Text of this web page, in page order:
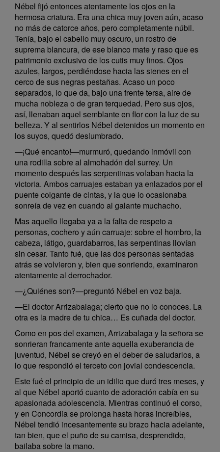
Nébel fijó entonces atentamente los ojos en la
hermosa criatura. Era una chica muy joven aún, acaso
no más de catorce años, pero completamente núbil.
Tenía, bajo el cabello muy oscuro, un rostro de
suprema blancura, de ese blanco mate y raso que es
patrimonio exclusivo de los cutis muy finos. Ojos
azules, largos, perdiéndose hacia las sienes en el
cerco de sus negras pestañas. Acaso un poco
separados, lo que da, bajo una frente tersa, aire de
mucha nobleza o de gran terquedad. Pero sus ojos,
así, llenaban aquel semblante en flor con la luz de su
belleza. Y al sentirlos Nébel detenidos un momento en
los suyos, quedó deslumbrado.
—¡Qué encanto!—murmuró, quedando inmóvil con
una rodilla sobre al almohadón del surrey. Un
momento después las serpentinas volaban hacia la
victoria. Ambos carruajes estaban ya enlazados por el
puente colgante de cintas, y la que lo ocasionaba
sonreía de vez en cuando al galante muchacho.
Mas aquello llegaba ya a la falta de respeto a
personas, cochero y aún carruaje: sobre el hombro, la
cabeza, látigo, guardabarros, las serpentinas llovían
sin cesar. Tanto fué, que las dos personas sentadas
atrás se volvieron y, bien que sonriendo, examinaron
atentamente al derrochador.
—¿Quiénes son?—preguntó Nébel en voz baja.
—El doctor Arrizabalaga; cierto que no lo conoces. La
otra es la madre de tu chica… Es cuñada del doctor.
Como en pos del examen, Arrizabalaga y la señora se
sonrieran francamente ante aquella exuberancia de
juventud, Nébel se creyó en el deber de saludarlos, a
lo que respondió el terceto con jovial condescencia.
Este fué el principio de un idilio que duró tres meses, y
al que Nébel aportó cuanto de adoración cabía en su
apasionada adolescencia. Mientras continuó el corso,
y en Concordia se prolonga hasta horas increíbles,
Nébel tendió incesantemente su brazo hacia adelante,
tan bien, que el puño de su camisa, desprendido,
bailaba sobre la mano.